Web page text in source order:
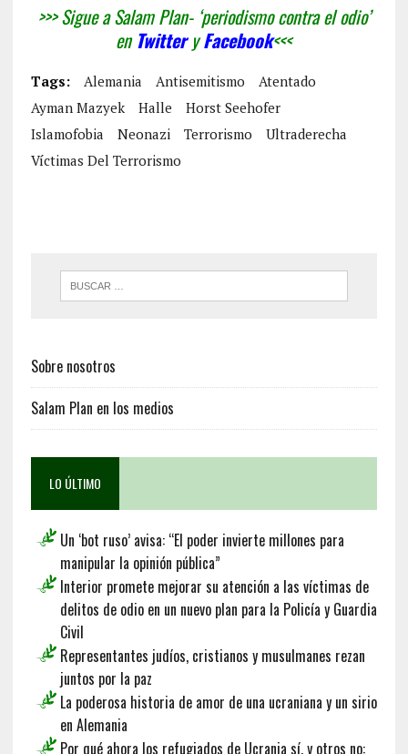
>>> Sigue a Salam Plan- ‘periodismo contra el odio’
enTwitteryFacebook<<<
Tags: Alemania Antisemitismo
Atentado
Ayman Mazyek
Halle
Horst Seehofer
Islamofobia
Neonazi Terrorismo
Ultraderecha
Víctimas Del Terrorismo
Sobre nosotros
Salam Plan en los medios
LO ÚLTIMO
Un ‘bot ruso’ avisa: “El poder invierte millones para
manipular la opinión pública”
Interior promete mejorar su atención a las víctimas de
delitos de odio en un nuevo plan para la Policía y Guardia
Civil
Representantes judíos, cristianos y musulmanes rezan
juntos por la paz
La poderosa historia de amor de una ucraniana y un sirio
en Alemania
Por qué ahora los refugiados de Ucrania sí, y otros no: